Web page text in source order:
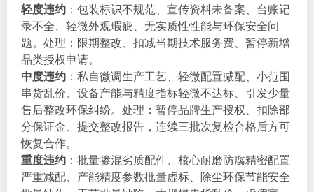
轻度违约 ：包装标识不规范、宣传资料未备案、台账记
录不全、轻微外观瑕疵、无实质性性能与环保安全问
题。处理：限期整改、扣减当期技术服务费、暂停新增
品类授权申请。
中度违约 ：私自微调生产工艺、轻微配置减配、小范围
串货乱价、设备产能与精度指标轻微不达标、引发少量
售后整改环保纠纷。处理：暂停品牌生产授权、扣除部
分保证金、提交整改报告，连续三批次复检合格后方可
恢复合作。
重度违约 ：批量掺混劣质配件、核心耐磨防腐精密配置
严重减配、产能精度参数批量虚标、除尘环保节能安全